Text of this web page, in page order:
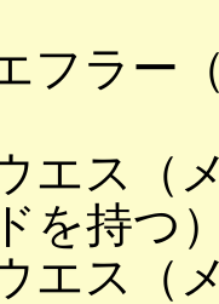
フラー
エス（
を持つ
エス（